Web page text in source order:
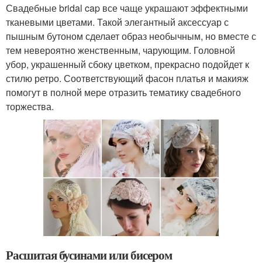
Свадебные bridal cap все чаще украшают эффектными
тканевыми цветами. Такой элегантный аксессуар с
пышным бутоном сделает образ необычным, но вместе с
тем невероятно женственным, чарующим. Головной
убор, украшенный сбоку цветком, прекрасно подойдет к
стилю ретро. Соответствующий фасон платья и макияж
помогут в полной мере отразить тематику свадебного
торжества.
Расшитая бусинами или бисером